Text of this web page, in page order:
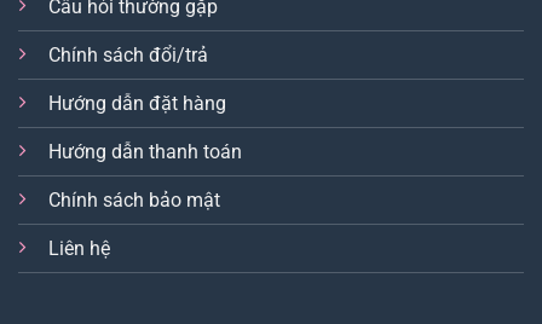
Câu hỏi thường gặp
Chính sách đổi/trả
Hướng dẫn đặt hàng
Hướng dẫn thanh toán
Chính sách bảo mật
Liên hệ